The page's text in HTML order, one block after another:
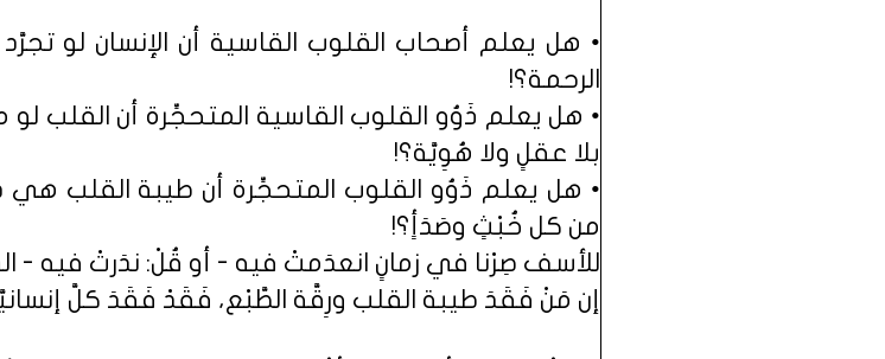
• هل يعلم أصحاب القلوب القاسية أن الإنسان لو
الرحمة؟!
• هل يعلم ذَوُو القلوب القاسية المتحجِّرة أن القلب
بلا عقلٍ ولا هُوِيَّة؟!
• هل يعلم ذَوُو القلوب المتحجِّرة أن طيبة القلب هي
من كل خُبْثٍ وصَدَأٍ؟!
للأسف صِرْنا في زمانٍ انعدَمتْ فيه - أو قُلْ: ندَرتْ فيه -
إن مَنْ فَقَدَ طيبة القلب ورِقَّة الطَّبْع، فَقَدْ فَقَدَ كلَّ